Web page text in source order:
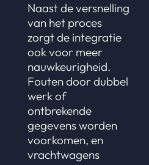
Naast de versnelling
van het proces
zorgt de integratie
ook voor meer
nauwkeurigheid.
Fouten door dubbel
werk of
ontbrekende
gegevens worden
voorkomen, en
vrachtwagens